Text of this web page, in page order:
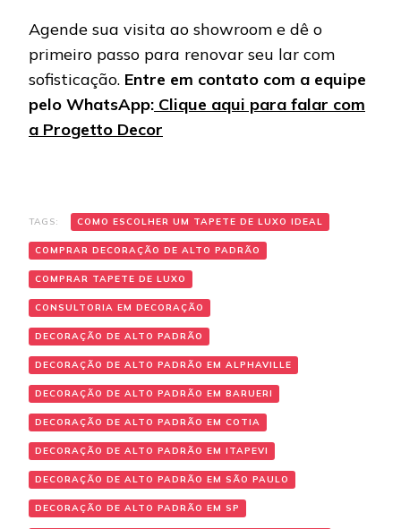
Agende sua visita ao showroom e dê o
primeiro passo para renovar seu lar com
sofisticação. Entre em contato com a equipe
pelo WhatsApp: Clique aqui para falar com
a Progetto Decor
TAGS: COMO ESCOLHER UM TAPETE DE LUXO IDEAL
COMPRAR DECORAÇÃO DE ALTO PADRÃO
COMPRAR TAPETE DE LUXO
CONSULTORIA EM DECORAÇÃO
DECORAÇÃO DE ALTO PADRÃO
DECORAÇÃO DE ALTO PADRÃO EM ALPHAVILLE
DECORAÇÃO DE ALTO PADRÃO EM BARUERI
DECORAÇÃO DE ALTO PADRÃO EM COTIA
DECORAÇÃO DE ALTO PADRÃO EM ITAPEVI
DECORAÇÃO DE ALTO PADRÃO EM SÃO PAULO
DECORAÇÃO DE ALTO PADRÃO EM SP